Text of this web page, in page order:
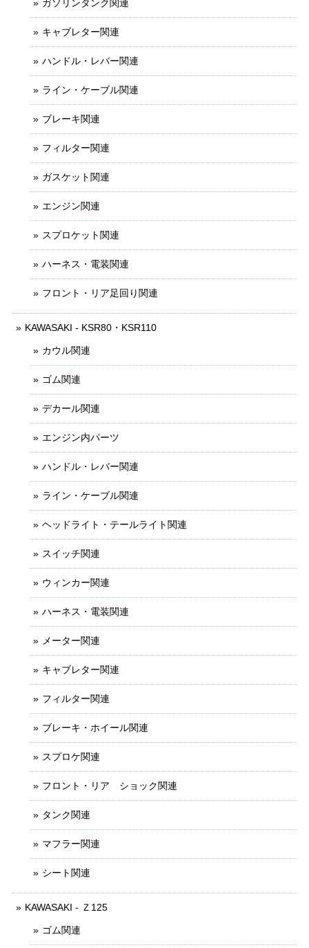
ガソリンタンク関連
キャブレター関連
ハンドル・レバー関連
ライン・ケーブル関連
ブレーキ関連
フィルター関連
ガスケット関連
エンジン関連
スプロケット関連
ハーネス・電装関連
フロント・リア足回り関連
KAWASAKI - KSR80・KSR110
カウル関連
ゴム関連
デカール関連
エンジン内パーツ
ハンドル・レバー関連
ライン・ケーブル関連
ヘッドライト・テールライト関連
スイッチ関連
ウィンカー関連
ハーネス・電装関連
メーター関連
キャブレター関連
フィルター関連
ブレーキ・ホイール関連
スプロケ関連
フロント・リア ショック関連
タンク関連
マフラー関連
シート関連
KAWASAKI - Ｚ125
ゴム関連